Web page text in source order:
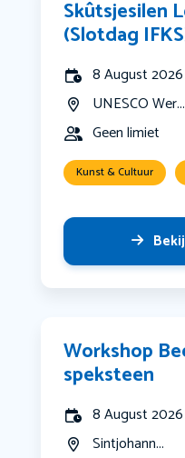
Skûtsjesilen
(Slotdag
8 August
UNESCO Wer...
Geen limiet
Kunst & Cultuur
Workshop
speksteen
8 August
Sintjohann...